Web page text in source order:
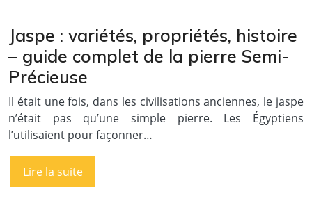
Jaspe : variétés, propriétés, histoire
– guide complet de la pierre Semi-
Précieuse
Il était une fois, dans les civilisations anciennes, le jaspe
n’était pas qu’une simple pierre. Les Égyptiens
l’utilisaient pour façonner…
Lire la suite